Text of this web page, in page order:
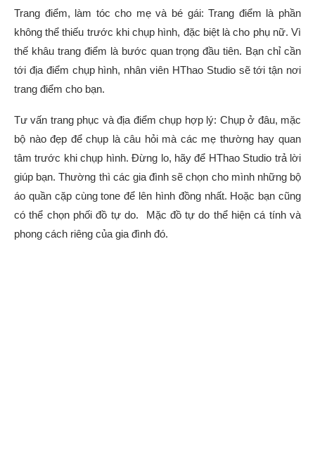
Trang điểm, làm tóc cho mẹ và bé gái: Trang điểm là phần
không thể thiếu trước khi chụp hình, đặc biệt là cho phụ nữ. Vì
thế khâu trang điểm là bước quan trọng đầu tiên. Bạn chỉ cần
tới địa điểm chụp hình, nhân viên HThao Studio sẽ tới tận nơi
trang điểm cho bạn.
Tư vấn trang phục và địa điểm chụp hợp lý: Chụp ở đâu, mặc
bộ nào đẹp để chụp là câu hỏi mà các mẹ thường hay quan
tâm trước khi chụp hình. Đừng lo, hãy để HThao Studio trả lời
giúp bạn. Thường thì các gia đình sẽ chọn cho mình những bộ
áo quần cặp cùng tone để lên hình đồng nhất. Hoặc bạn cũng
có thể chọn phối đồ tự do. Mặc đồ tự do thể hiện cá tính và
phong cách riêng của gia đình đó.